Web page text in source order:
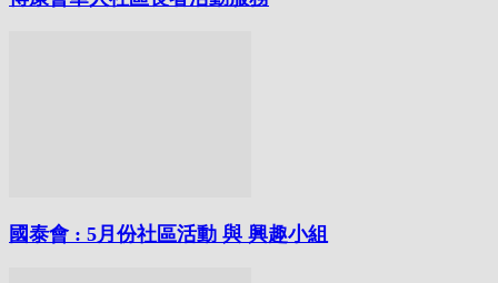
國泰會 : 5月份社區活動 與 興趣小組